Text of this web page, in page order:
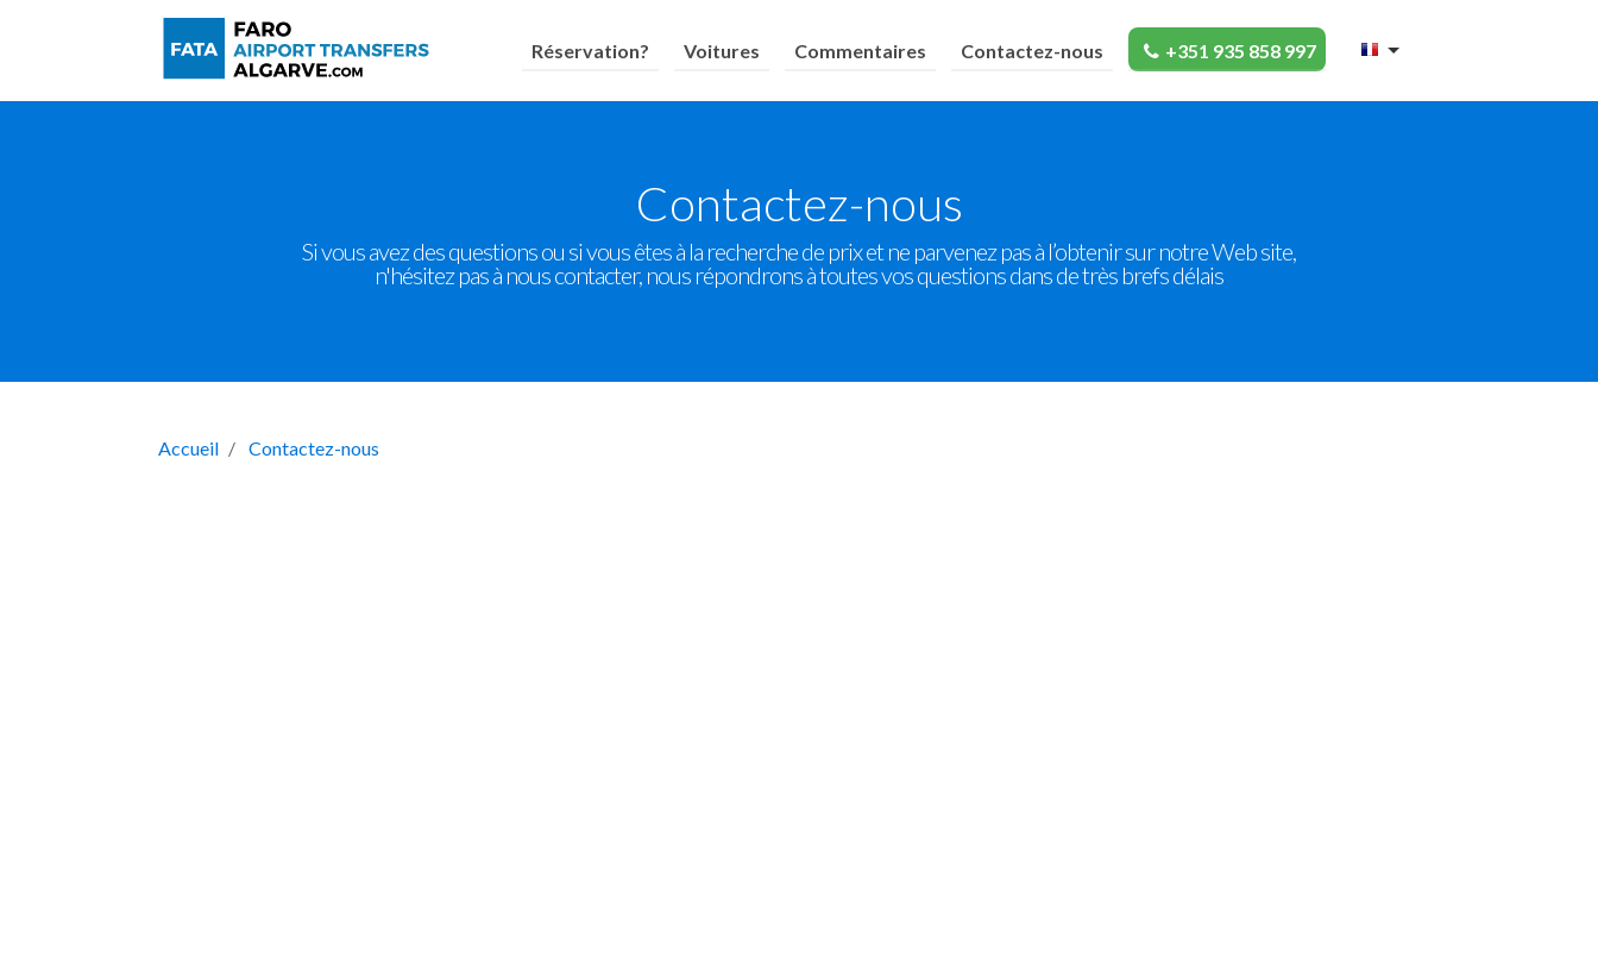
Réservation? Voitures Commentaires Contactez-nous +351 935 858 997
Contactez-nous
Si vous avez des questions ou si vous êtes à la recherche de prix et ne parvenez pas à l’obtenir sur notre Web site,
n'hésitez pas à nous contacter, nous répondrons à toutes vos questions dans de très brefs délais
Accueil Contactez-nous